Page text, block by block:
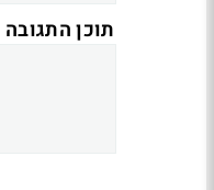
תוכן התגובה